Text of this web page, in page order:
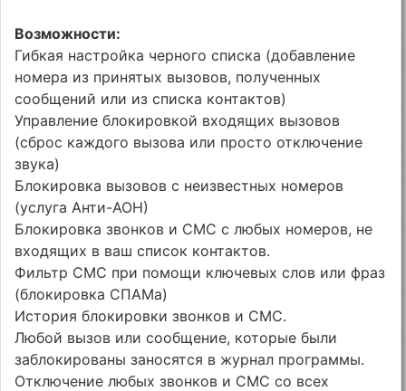
Возможности:
Гибкая настройка черного списка (добавление
номера из принятых вызовов, полученных
сообщений или из списка контактов)
Управление блокировкой входящих вызовов
(сброс каждого вызова или просто отключение
звука)
Блокировка вызовов с неизвестных номеров
(услуга Анти-АОН)
Блокировка звонков и СМС с любых номеров, не
входящих в ваш список контактов.
Фильтр СМС при помощи ключевых слов или фраз
(блокировка СПАМа)
История блокировки звонков и СМС.
Любой вызов или сообщение, которые были
заблокированы заносятся в журнал программы.
Отключение любых звонков и СМС со всех